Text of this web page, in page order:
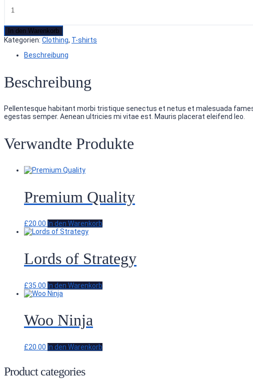
In den Warenkorb
Kategorien: Clothing, T-shirts
Beschreibung
Beschreibung
Pellentesque habitant morbi tristique senectus et netus et malesuada
egestas semper. Aenean ultricies mi vitae est. Mauris placerat eleifend leo.
Verwandte Produkte
Premium Quality
£20.00 In den Warenkorb
Lords of Strategy
£35.00 In den Warenkorb
Woo Ninja
£20.00 In den Warenkorb
Product categories